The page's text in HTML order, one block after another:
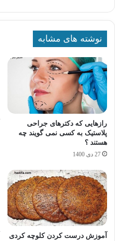
نوشته های مشابه
رازهایی که دکترهای جراحی
پلاستیک به کسی نمی گویند چه
هستند ؟
27 دی 1400
آموزش درست کردن کلوچه کردی